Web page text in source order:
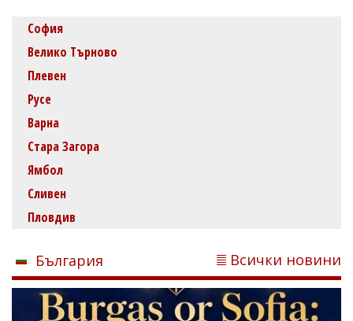
София
Велико Търново
Плевен
Русе
Варна
Стара Загора
Ямбол
Сливен
Пловдив
България Всички новини